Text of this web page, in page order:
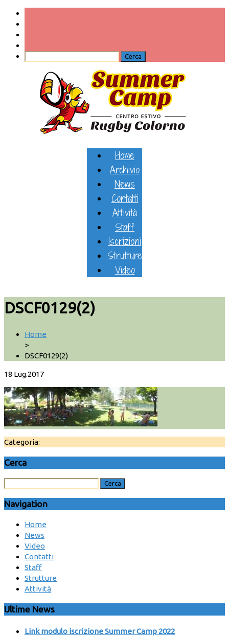
Home
Archivio
News
Contatti
Attività
Staff
Iscrizioni
Strutture
Video
DSCF0129(2)
Home
>
DSCF0129(2)
18 Lug.2017
Categoria:
Cerca
Navigation
Home
News
Video
Contatti
Staff
Strutture
Attività
Ultime News
Link modulo iscrizione Summer Camp 2022